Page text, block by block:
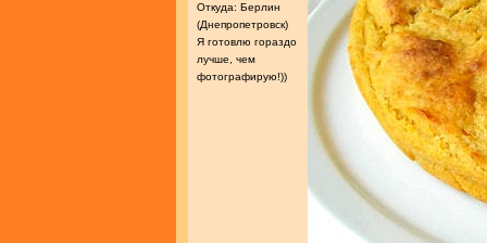
Откуда: Берлин
(Днепропетровск)
Я готовлю гораздо
лучше, чем
фотографирую!))